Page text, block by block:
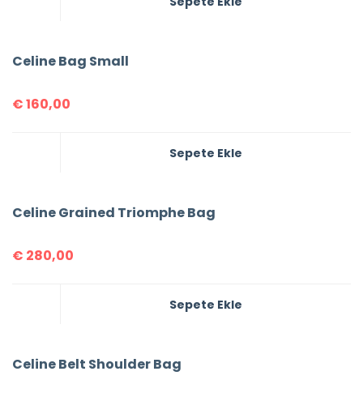
Celine Bag Small
€160,00
Sepete Ekle
Celine Grained Triomphe Bag
€ 280,00
Sepete Ekle
Celine Belt Shoulder Bag